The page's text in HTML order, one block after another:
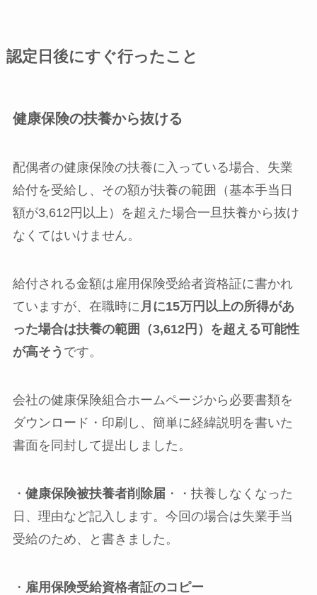
認定日後にすぐ行ったこと
健康保険の扶養から抜ける
配偶者の健康保険の扶養に入っている場合、 失業
給付を受給し、その額が扶養の範囲（基本手当日
額が3,612円以上）を超えた場合一旦扶養から抜け
なくてはいけません。
給付される金額は雇用保険受給者資格証に書かれ
ていますが、在職時に月に15万円以上の所得があ
った場合は扶養の範囲（3,612円）を超える可能性
が高そう です。
会社の健康保険組合ホームページから必要書類を
ダウンロード・印刷し、簡単に経緯説明を書いた
書面を同封して提出しました。
・ 健康保険被扶養者削除届 ・・扶養しなくなった
日、理由など記入します。今回の場合は失業手当
受給のため、と書きました。
・ 雇用保険受給資格者証のコピー